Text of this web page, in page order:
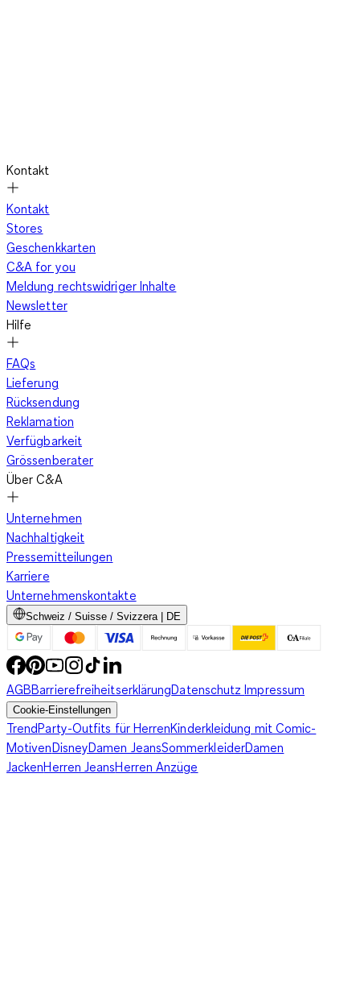
Kontakt
Kontakt
Stores
Geschenkkarten
C&A for you
Meldung rechtswidriger Inhalte
Newsletter
Hilfe
FAQs
Lieferung
Rücksendung
Reklamation
Verfügbarkeit
Grössenberater
Über C&A
Unternehmen
Nachhaltigkeit
Pressemitteilungen
Karriere
Unternehmenskontakte
Schweiz / Suisse / Svizzera | DE
AGBBarrierefreiheitserklärungDatenschutzImpressum
Cookie-Einstellungen
TrendParty-Outfits für HerrenKinderkleidung mit Comic-
MotivenDisneyDamen JeansSommerkleiderDamen
JackenHerren JeansHerren Anzüge